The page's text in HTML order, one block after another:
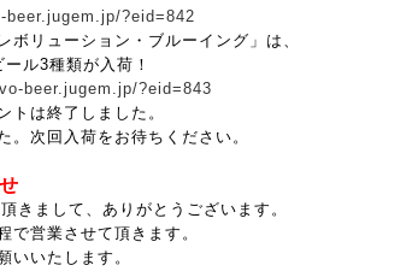
?eid=842
ボリューション・ブルーイング」は、
ル3種類が入荷！
beer.jugem.jp/?eid=843
は終了しました。
次回入荷をお待ちください。
きまして、ありがとうございます。
で営業させて頂きます。
いいたします。